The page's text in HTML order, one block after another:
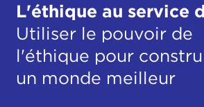
L'éthique au service
Utiliser le pouvoir de
l'éthique pour
un monde meilleur